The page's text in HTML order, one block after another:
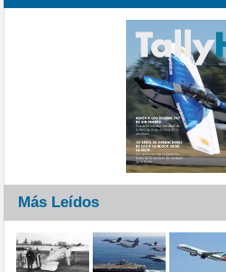
Más Leídos